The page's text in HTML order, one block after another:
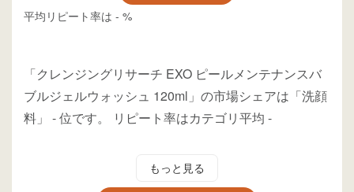
平均リピート率は - %
「クレンジングリサーチ EXO ピールメンテナンスバ
ブルジェルウォッシュ 120ml」の市場シェアは「洗顔
料」 -位です。 リピート率はカテゴリ平均 -
もっと見る